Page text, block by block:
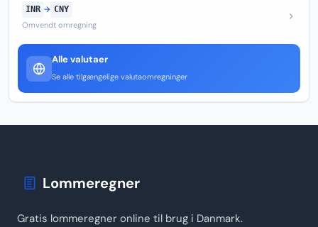
INR → CNY
Omvendt omregning
Alle valutaer
Se alle tilgængelige valutaomregninger
Lommeregner
Gratis lommeregner online til brug i Danmark.